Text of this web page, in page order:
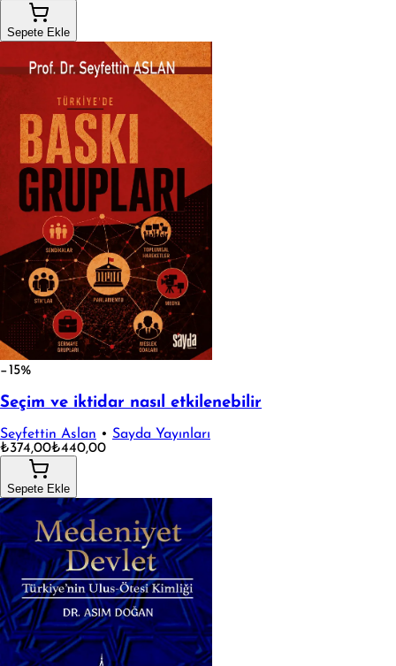
Sepete Ekle
−15%
Seçim ve iktidar nasıl etkilenebilir
Seyfettin Aslan • Sayda Yayınları
₺374,00₺440,00
Sepete Ekle